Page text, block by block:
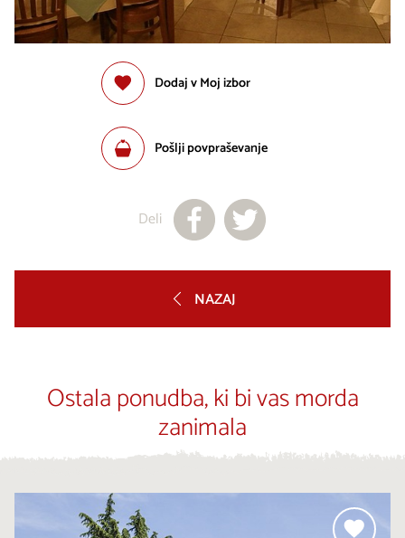
Dodaj v Moj izbor
Pošlji povpraševanje
Deli
NAZAJ
Ostala ponudba, ki bi vas morda
zanimala